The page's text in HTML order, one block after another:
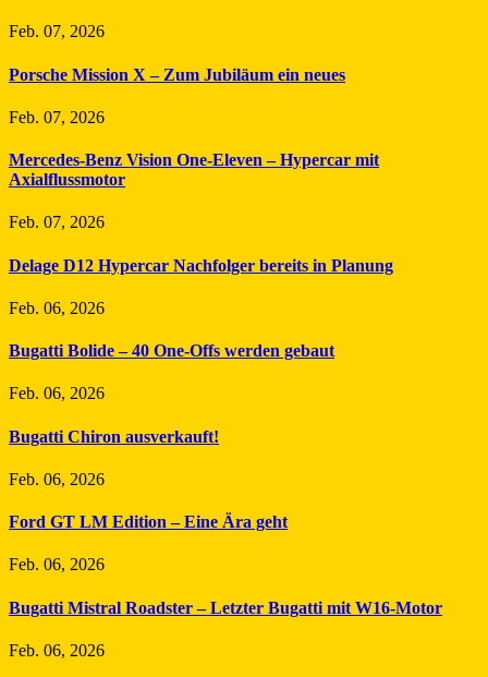
Feb. 07, 2026
Porsche Mission X – Zum Jubiläum ein neues
Feb. 07, 2026
Mercedes-Benz Vision One-Eleven – Hypercar mit
Axialflussmotor
Feb. 07, 2026
Delage D12 Hypercar Nachfolger bereits in Planung
Feb. 06, 2026
Bugatti Bolide – 40 One-Offs werden gebaut
Feb. 06, 2026
Bugatti Chiron ausverkauft!
Feb. 06, 2026
Ford GT LM Edition – Eine Ära geht
Feb. 06, 2026
Bugatti Mistral Roadster – Letzter Bugatti mit W16-Motor
Feb. 06, 2026